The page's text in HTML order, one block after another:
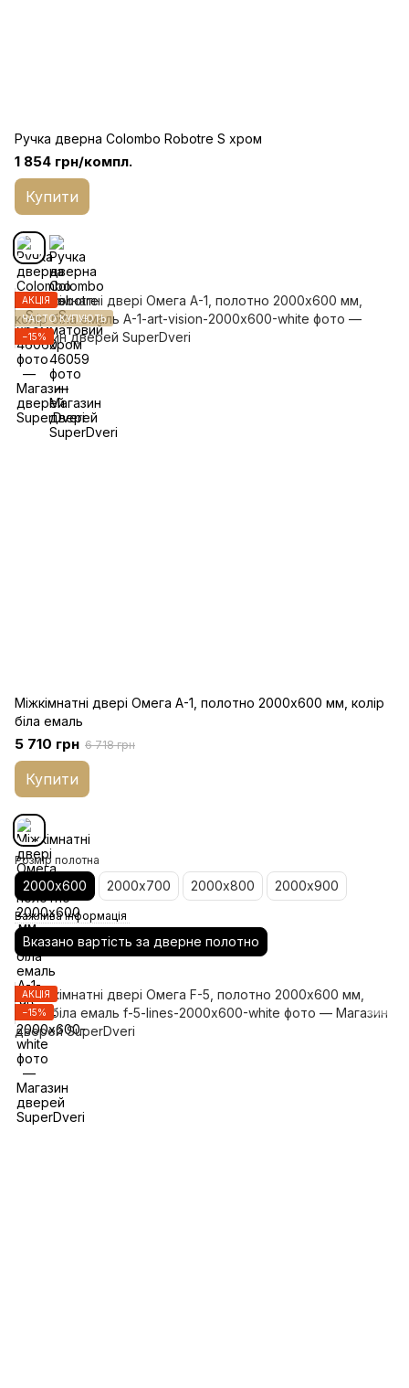
Ручка дверна Colombo Robotre S хром
1 854 грн/компл.
Купити
АКЦІЯ
ЧАСТО КУПУЮТЬ
−15%
Міжкімнатні двері Омега A-1, полотно 2000х600 мм, колір
біла емаль
5 710 грн 6 718 грн
Купити
Розмір полотна
2000х600 2000х700 2000х800 2000х900
Важлива інформація
Вказано вартість за дверне полотно
АКЦІЯ
−15%